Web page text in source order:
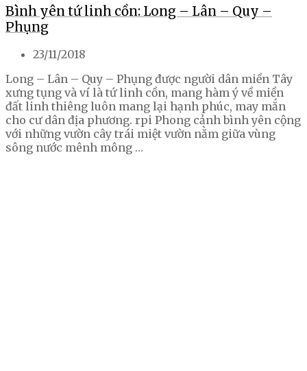
Bình yên tứ linh cồn: Long – Lân – Quy –
Phụng
23/11/2018
Long – Lân – Quy – Phụng được người dân miền Tây
xưng tụng và ví là tứ linh cồn, mang hàm ý về miền
đất linh thiêng luôn mang lại hạnh phúc, may mắn
cho cư dân địa phương. rpi Phong cảnh bình yên cộng
với những vườn cây trái miệt vườn nằm giữa vùng
sông nước mênh mông …